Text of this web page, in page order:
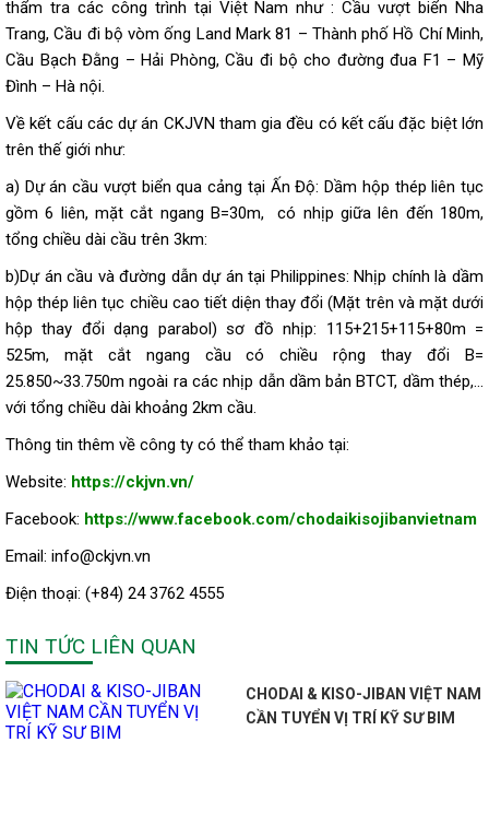
thẩm tra các công trình tại Việt Nam như : Cầu vượt biển Nha
Trang, Cầu đi bộ vòm ống Land Mark 81 – Thành phố Hồ Chí Minh,
Cầu Bạch Đằng – Hải Phòng, Cầu đi bộ cho đường đua F1 – Mỹ
Đình – Hà nội.
Về kết cấu các dự án CKJVN tham gia đều có kết cấu đặc biệt lớn
trên thế giới như:
a) Dự án cầu vượt biển qua cảng tại Ấn Độ: Dầm hộp thép liên tục
gồm 6 liên, mặt cắt ngang B=30m, có nhịp giữa lên đến 180m,
tổng chiều dài cầu trên 3km:
b)Dự án cầu và đường dẫn dự án tại Philippines: Nhịp chính là dầm
hộp thép liên tục chiều cao tiết diện thay đổi (Mặt trên và mặt dưới
hộp thay đổi dạng parabol) sơ đồ nhịp: 115+215+115+80m =
525m, mặt cắt ngang cầu có chiều rộng thay đổi B=
25.850~33.750m ngoài ra các nhịp dẫn dầm bản BTCT, dầm thép,…
với tổng chiều dài khoảng 2km cầu.
Thông tin thêm về công ty có thể tham khảo tại:
Website: https://ckjvn.vn/
Facebook: https://www.facebook.com/chodaikisojibanvietnam
Email: info@ckjvn.vn
Điện thoại: (+84) 24 3762 4555
TIN TỨC LIÊN QUAN
CHODAI & KISO-JIBAN VIỆT NAM
CẦN TUYỂN VỊ TRÍ KỸ SƯ BIM